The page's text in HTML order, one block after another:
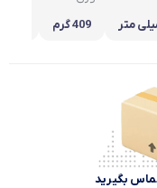
409 گرم
بگیرید